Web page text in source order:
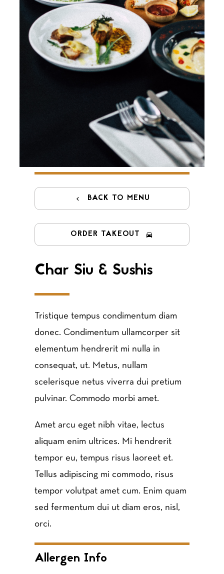
GIFT CARDS
BACK TO MENU
ORDER TAKEOUT
Char Siu & Sushis
Tristique tempus condimentum diam
donec. Condimentum ullamcorper sit
elementum hendrerit mi nulla in
consequat, ut. Metus, nullam
scelerisque netus viverra dui pretium
pulvinar. Commodo morbi amet.
Amet arcu eget nibh vitae, lectus
aliquam enim ultrices. Mi hendrerit
tempor eu, tempus risus laoreet et.
Tellus adipiscing mi commodo, risus
tempor volutpat amet cum. Enim quam
sed fermentum dui ut diam eros, nisl,
orci.
Allergen Info